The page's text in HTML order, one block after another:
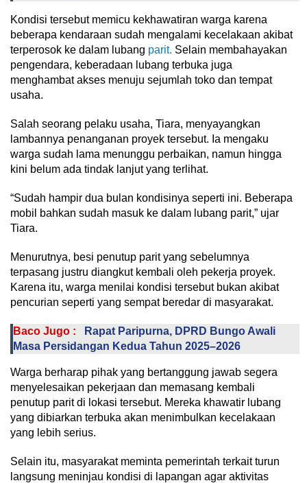
Kondisi tersebut memicu kekhawatiran warga karena
beberapa kendaraan sudah mengalami kecelakaan akibat
terperosok ke dalam lubang parit. Selain membahayakan
pengendara, keberadaan lubang terbuka juga
menghambat akses menuju sejumlah toko dan tempat
usaha.
Salah seorang pelaku usaha, Tiara, menyayangkan
lambannya penanganan proyek tersebut. Ia mengaku
warga sudah lama menunggu perbaikan, namun hingga
kini belum ada tindak lanjut yang terlihat.
“Sudah hampir dua bulan kondisinya seperti ini. Beberapa
mobil bahkan sudah masuk ke dalam lubang parit,” ujar
Tiara.
Menurutnya, besi penutup parit yang sebelumnya
terpasang justru diangkut kembali oleh pekerja proyek.
Karena itu, warga menilai kondisi tersebut bukan akibat
pencurian seperti yang sempat beredar di masyarakat.
Baco Jugo :
Rapat Paripurna, DPRD Bungo Awali
Masa Persidangan Kedua Tahun 2025–2026
Warga berharap pihak yang bertanggung jawab segera
menyelesaikan pekerjaan dan memasang kembali
penutup parit di lokasi tersebut. Mereka khawatir lubang
yang dibiarkan terbuka akan menimbulkan kecelakaan
yang lebih serius.
Selain itu, masyarakat meminta pemerintah terkait turun
langsung meninjau kondisi di lapangan agar aktivitas